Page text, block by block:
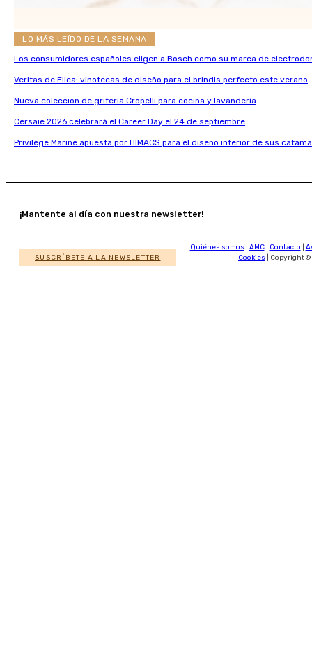
LO MÁS LEÍDO DE LA SEMANA
Los consumidores españoles eligen a Bosch como su marca de
Veritas de Elica: vinotecas de diseño para el brindis perfecto este verano
Nueva colección de grifería Cropelli para cocina y lavandería
Cersaie 2026 celebrará el Career Day el 24 de septiembre
Privilège Marine apuesta por HIMACS para el diseño interior de sus
¡Mantente al día con nuestra newsletter!
SUSCRÍBETE A LA NEWSLETTER
Quiénes somos AMC| Contacto
Cookies | Copyright